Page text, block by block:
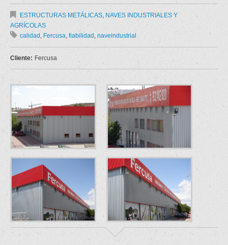
ESTRUCTURAS METÁLICAS, NAVES INDUSTRIALES Y
AGRÍCOLAS
calidad Fercusa fiabilidad naveindustrial
Cliente: Fercusa